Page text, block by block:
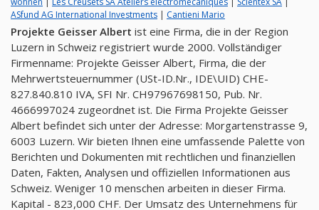
ASfund AG International Investments | Cantieni Mario
Projekte Geisser Albert ist eine Firma, die in der Region
Luzern in Schweiz registriert wurde 2000. Vollständiger
Firmenname: Projekte Geisser Albert, Firma, die der
Mehrwertsteuernummer (USt-ID.Nr., IDE\UID) CHE-
827.840.810 IVA, SFI Nr. CH97967698150, Pub. Nr.
4666997024 zugeordnet ist. Die Firma Projekte Geisser
Albert befindet sich unter der Adresse: Morgartenstrasse 9,
6003 Luzern. Wir bieten Ihnen eine umfassende Palette von
Berichten und Dokumenten mit rechtlichen und finanziellen
Daten, Fakten, Analysen und offiziellen Informationen aus
Schweiz. Weniger 10 menschen arbeiten in dieser Firma.
Kapital - 823,000 CHF. Der Umsatz des Unternehmens für